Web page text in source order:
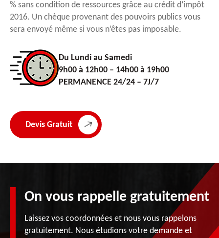
% sans condition de ressources grâce au crédit d’impôt
2016. Un chèque provenant des pouvoirs publics vous
sera envoyé même si vous n’êtes pas imposable.
Du Lundi au Samedi
9h00 à 12h00 – 14h00 à 19h00
PERMANENCE 24/24 – 7J/7
Devis Gratuit
On vous rappelle gratuitement
Laissez vos coordonnées et nous vous rappelons
gratuitement. Nous étudions votre demande et